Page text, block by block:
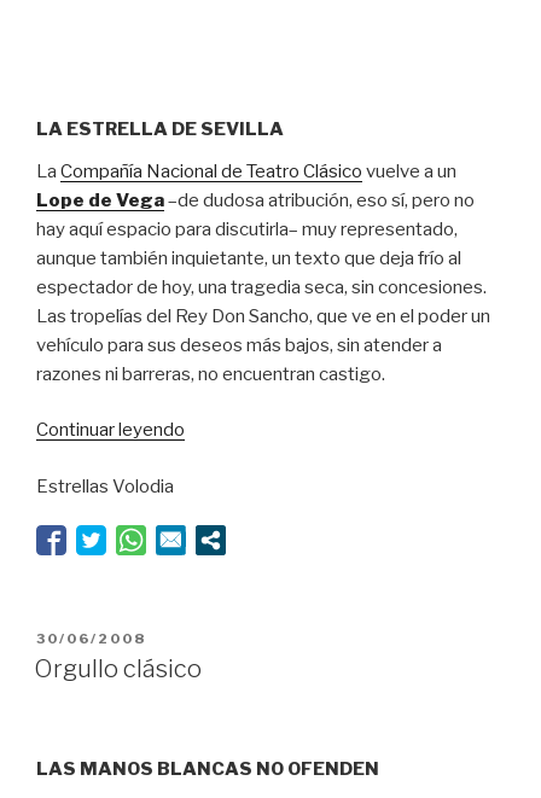
LA ESTRELLA DE SEVILLA
La Compañía Nacional de Teatro Clásico vuelve a un
Lope de Vega–de dudosa atribución, eso sí, pero no
hay aquí espacio para discutirla– muy representado,
aunque también inquietante, un texto que deja frío al
espectador de hoy, una tragedia seca, sin concesiones.
Las tropelías del Rey Don Sancho, que ve en el poder un
vehículo para sus deseos más bajos, sin atender a
razones ni barreras, no encuentran castigo.
Continuar leyendo
frío”
Estrellas Volodia
PUBLICADO
EL
30/06/2008
Orgullo clásico
LAS MANOS BLANCAS NO OFENDEN